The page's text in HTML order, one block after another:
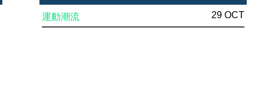
運動潮流 29 OCT